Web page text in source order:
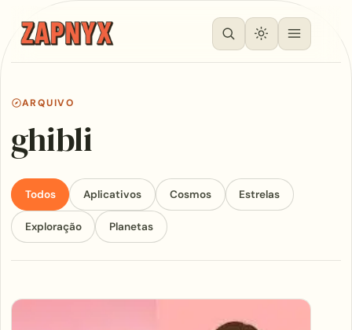
ARQUIVO
ghibli
Todos Aplicativos Cosmos Estrelas
Exploração Planetas
Articles